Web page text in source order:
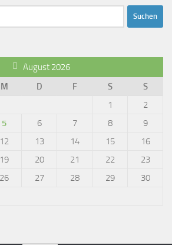
August 2026
M D F S
S
1
2
5 6 7 8
9
12 13 14 15
16
19 20 21 22
23
26 27 28 29
30